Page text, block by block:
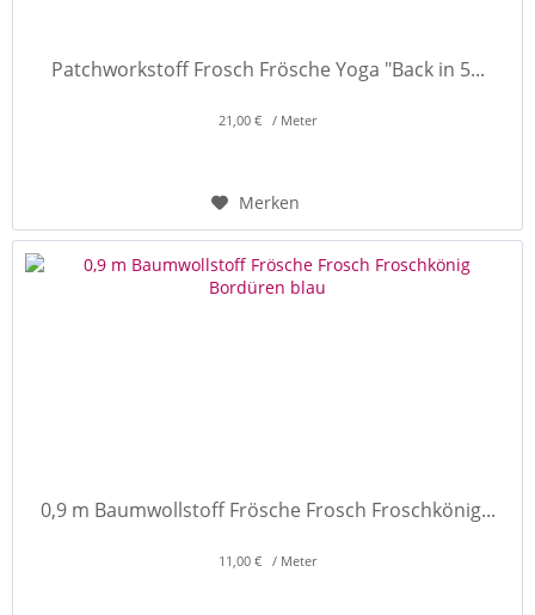
Patchworkstoff Frosch Frösche Yoga "Back in 5...
21,00 € / Meter
Merken
0,9 m Baumwollstoff Frösche Frosch Froschkönig...
11,00 € / Meter